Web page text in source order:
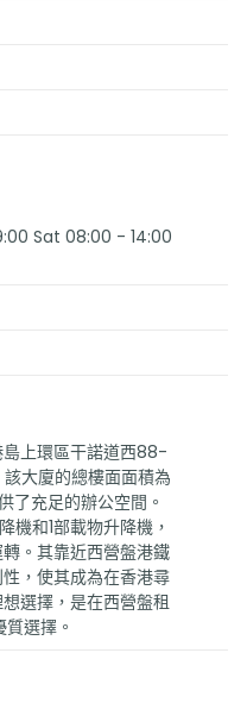
Sat 08:00 - 14:00
上環區干諾道西88-
大廈的總樓面面積為
了充足的辦公空間。
機和1部載物升降機，
。其靠近西營盤港鐵
，使其成為在香港尋
選擇，是在西營盤租
選擇。